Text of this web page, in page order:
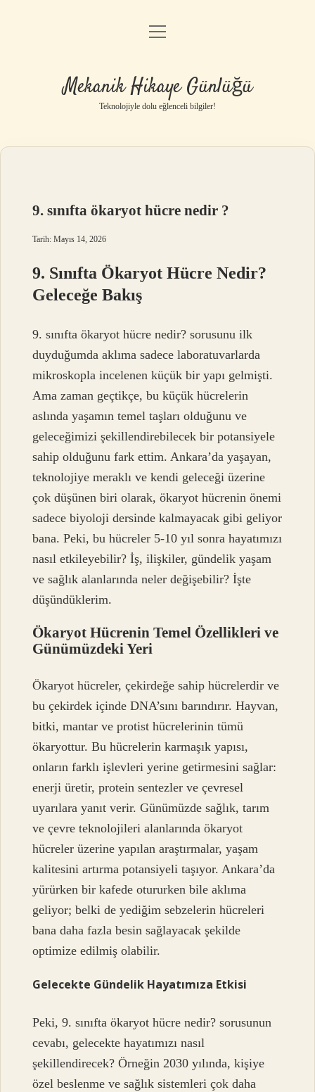
Anasayfa
Yasal Uyarı
menüyü
Mekanik Hikaye Günlüğü
Teknolojiyle dolu eğlenceli bilgiler!
9. sınıfta ökaryot hücre nedir ?
Tarih: Mayıs 14, 2026
9. Sınıfta Ökaryot Hücre Nedir?
Geleceğe Bakış
9. sınıfta ökaryot hücre nedir? sorusunu ilk
duyduğumda aklıma sadece laboratuvarlarda
mikroskopla incelenen küçük bir yapı gelmişti.
Ama zaman geçtikçe, bu küçük hücrelerin
aslında yaşamın temel taşları olduğunu ve
geleceğimizi şekillendirebilecek bir potansiyele
sahip olduğunu fark ettim. Ankara’da yaşayan,
teknolojiye meraklı ve kendi geleceği üzerine
çok düşünen biri olarak, ökaryot hücrenin önemi
sadece biyoloji dersinde kalmayacak gibi geliyor
bana. Peki, bu hücreler 5-10 yıl sonra hayatımızı
nasıl etkileyebilir? İş, ilişkiler, gündelik yaşam
ve sağlık alanlarında neler değişebilir? İşte
düşündüklerim.
Ökaryot Hücrenin Temel Özellikleri ve
Günümüzdeki Yeri
Ökaryot hücreler, çekirdeğe sahip hücrelerdir ve
bu çekirdek içinde DNA’sını barındırır. Hayvan,
bitki, mantar ve protist hücrelerinin tümü
ökaryottur. Bu hücrelerin karmaşık yapısı,
onların farklı işlevleri yerine getirmesini sağlar:
enerji üretir, protein sentezler ve çevresel
uyarılara yanıt verir. Günümüzde sağlık, tarım
ve çevre teknolojileri alanlarında ökaryot
hücreler üzerine yapılan araştırmalar, yaşam
kalitesini artırma potansiyeli taşıyor. Ankara’da
yürürken bir kafede otururken bile aklıma
geliyor; belki de yediğim sebzelerin hücreleri
bana daha fazla besin sağlayacak şekilde
optimize edilmiş olabilir.
Gelecekte Gündelik Hayatımıza Etkisi
Peki, 9. sınıfta ökaryot hücre nedir? sorusunun
cevabı, gelecekte hayatımızı nasıl
şekillendirecek? Örneğin 2030 yılında, kişiye
özel beslenme ve sağlık sistemleri çok daha